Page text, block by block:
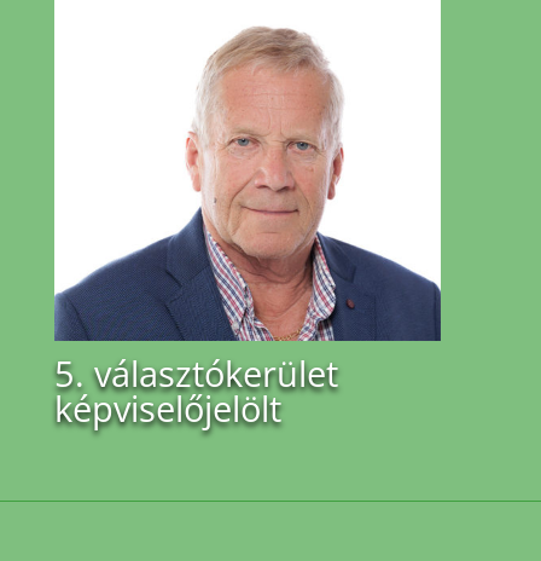
5. választókerület
képviselőjelölt